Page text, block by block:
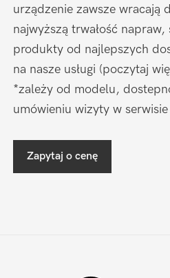
urządzenie zawsze wracają
najwyższą trwałość
produkty od najlepszych
na nasze usługi (poczytaj
*zależy od modelu,
umówieniu wizyty w serwisie
Zapytaj o cenę